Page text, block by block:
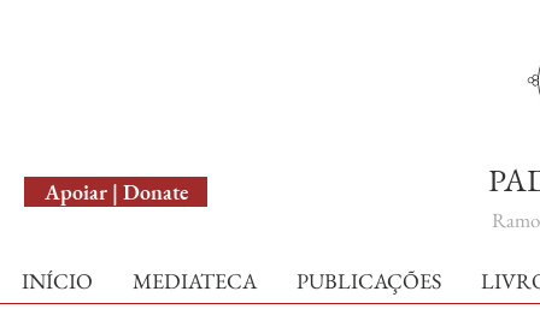
Apoiar | Donate
INÍCIO MEDIATECA PUBLICAÇÕES